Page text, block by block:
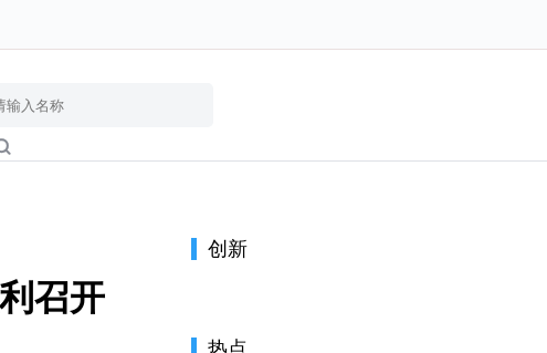
召开
创新
热点